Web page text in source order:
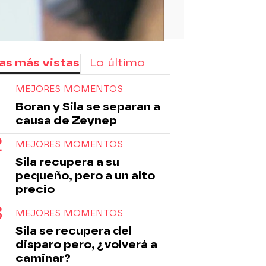
más vistas Lo último
MEJORES MOMENTOS
Boran y Sila se separan a
causa de Zeynep
MEJORES MOMENTOS
Sila recupera a su
pequeño, pero a un alto
precio
MEJORES MOMENTOS
Sila se recupera del
disparo pero, ¿volverá a
caminar?